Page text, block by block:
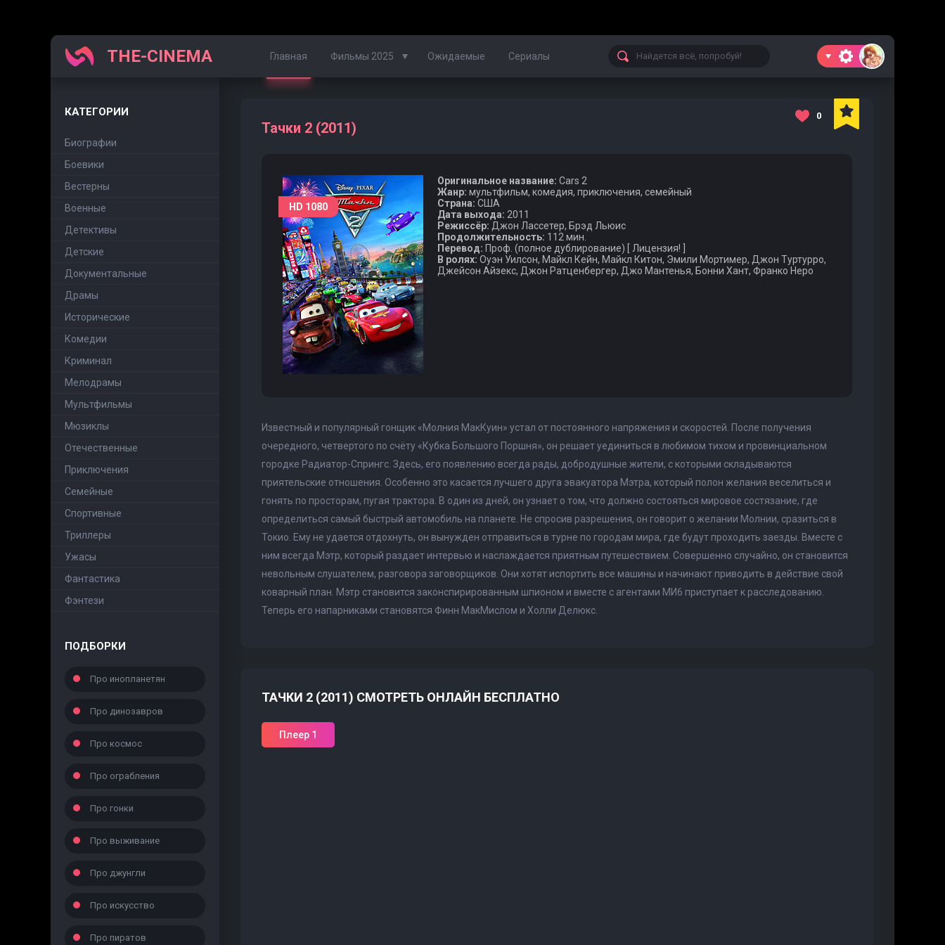
THE-CINEMA Главная Фильмы 2025
Фильмы 2024
Фильмы 2022
Фильмы 2021
Фильмы 2020
Ожидаемые Сериалы
КАТЕГОРИИ
Биографии
Боевики
Вестерны
Военные
Детективы
Детские
Документальные
Драмы
Исторические
Комедии
Криминал
Мелодрамы
Мультфильмы
Мюзиклы
Отечественные
Приключения
Семейные
Cпортивные
Триллеры
Ужасы
Фантастика
Фэнтези
ПОДБОРКИ
Про инопланетян
Про динозавров
Про космос
Про ограбления
Про гонки
Про выживание
Про джунгли
Про искусство
Про пиратов
Тачки 2 (2011)
0
HD 1080
Оригинальное название: Cars 2
Жанр: мультфильм, комедия, приключения, семейный
Страна: США
Дата выхода: 2011
Режиссёр: Джон Лассетер, Брэд Льюис
Продолжительность: 112 мин.
Перевод: Проф. (полное дублирование) [ Лицензия! ]
В ролях: Оуэн Уилсон, Майкл Кейн, Майкл Китон, Эмили Мортимер, Джон Туртурро,
Джейсон Айзекс, Джон Ратценбергер, Джо Мантенья, Бонни Хант, Франко Неро
Известный и популярный гонщик «Молния МакКуин» устал от постоянного напряжения и скоростей. После получения
очередного, четвертого по счёту «Кубка Большого Поршня», он решает уединиться в любимом тихом и провинциальном
городке Радиатор-Спрингс. Здесь, его появлению всегда рады, добродушные жители, с которыми складываются
приятельские отношения. Особенно это касается лучшего друга эвакуатора Мэтра, который полон желания веселиться и
гонять по просторам, пугая трактора. В один из дней, он узнает о том, что должно состояться мировое состязание, где
определиться самый быстрый автомобиль на планете. Не спросив разрешения, он говорит о желании Молнии, сразиться в
Токио. Ему не удается отдохнуть, он вынужден отправиться в турне по городам мира, где будут проходить заезды. Вместе с
ним всегда Мэтр, который раздает интервью и наслаждается приятным путешествием. Совершенно случайно, он становится
невольным слушателем, разговора заговорщиков. Они хотят испортить все машины и начинают приводить в действие свой
коварный план. Мэтр становится законспирированным шпионом и вместе с агентами МИ6 приступает к расследованию.
Теперь его напарниками становятся Финн МакМислом и Холли Делюкс.
ТАЧКИ 2 (2011) СМОТРЕТЬ ОНЛАЙН БЕСПЛАТНО
Плеер 1